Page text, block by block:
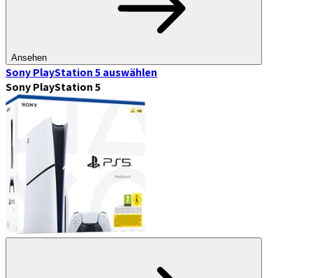
Ansehen
Sony PlayStation 5auswählen
Sony PlayStation 5